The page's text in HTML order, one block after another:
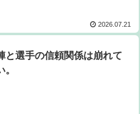
2026.07.21
と選手の信頼関係は崩れて
。